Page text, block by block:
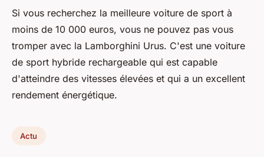
Si vous recherchez la meilleure voiture de sport à
moins de 10 000 euros, vous ne pouvez pas vous
tromper avec la Lamborghini Urus. C'est une voiture
de sport hybride rechargeable qui est capable
d'atteindre des vitesses élevées et qui a un excellent
rendement énergétique.
Actu